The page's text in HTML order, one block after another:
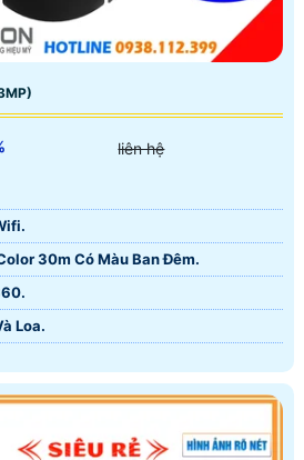
liên hệ
30m Có Màu Ban Ðêm.
Loa.